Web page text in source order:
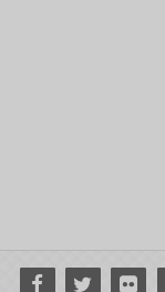
Facebook
Twitter Flickr